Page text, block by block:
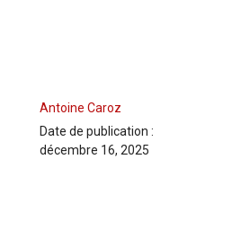
Antoine Caroz
Date de publication :
décembre 16, 2025